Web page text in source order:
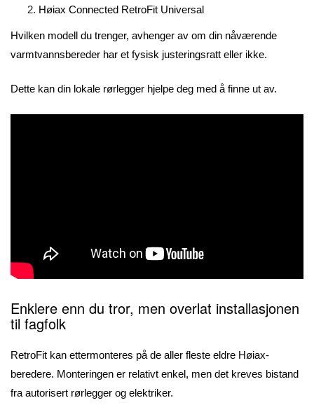
Høiax Connected RetroFit Universal
Hvilken modell du trenger, avhenger av om din nåværende
varmtvannsbereder har et fysisk justeringsratt eller ikke.
Dette kan din lokale rørlegger hjelpe deg med å finne ut av.
Enklere enn du tror, men overlat installasjonen
til fagfolk
RetroFit kan ettermonteres på de aller fleste eldre Høiax-
beredere. Monteringen er relativt enkel, men det kreves bistand
fra autorisert rørlegger og elektriker.